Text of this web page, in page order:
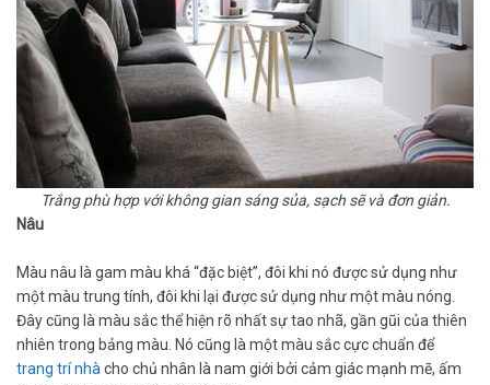
Trắng phù hợp với không gian sáng sủa, sạch sẽ và đơn giản.
Nâu
Màu nâu là gam màu khá “đặc biệt”, đôi khi nó được sử dụng như
một màu trung tính, đôi khi lại được sử dụng như một màu nóng.
Đây cũng là màu sắc thể hiện rõ nhất sự tao nhã, gần gũi của thiên
nhiên trong bảng màu. Nó cũng là một màu sắc cực chuẩn để
trang trí nhà cho chủ nhân là nam giới bởi cảm giác mạnh mẽ, ấm